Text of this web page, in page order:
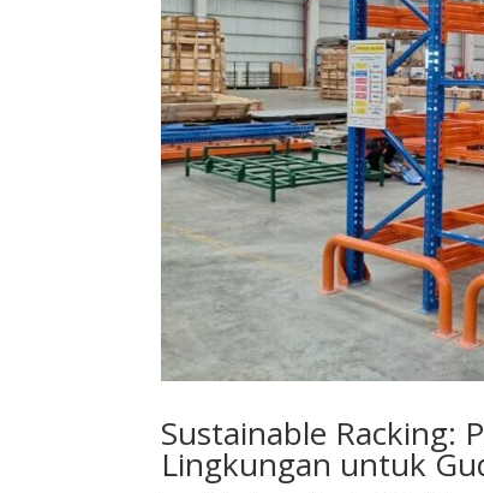
Sustainable Racking:
Lingkungan untuk